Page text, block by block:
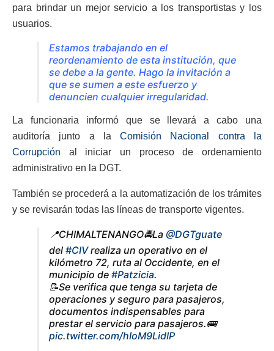
para brindar un mejor servicio a los transportistas y los
usuarios.
Estamos trabajando en el
reordenamiento de esta institución, que
se debe a la gente. Hago la invitación a
que se sumen a este esfuerzo y
denuncien cualquier irregularidad.
La funcionaria informó que se llevará a cabo una
auditoría junto a laComisión Nacional contra la
Corrupción al iniciar un proceso de ordenamiento
administrativo en la DGT.
También se procederá a la automatización de los trámites
y se revisarán todas las líneas de transporte vigentes.
📍CHIMALTENANGO🚔La @DGTguate
del #CIVrealiza un operativo en el
kilómetro 72, ruta al Occidente, en el
municipio de #Patzicia.
📝Se verifica que tenga su tarjeta de
operaciones y seguro para pasajeros,
documentos indispensables para
prestar el servicio para pasajeros.🚌
pic.twitter.com/hIoM9LidIP